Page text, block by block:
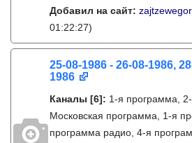
Добавил на сайт: zajtzewegor
01:22:27)
25-08-1986 - 26-08-1986,
1986
Каналы [6]: 1-я программа,
Московская программа, 1-я
программа радио, 4-я